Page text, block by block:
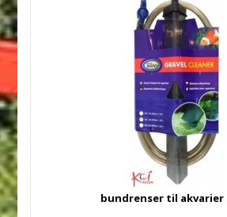
bundrenser til akvarier